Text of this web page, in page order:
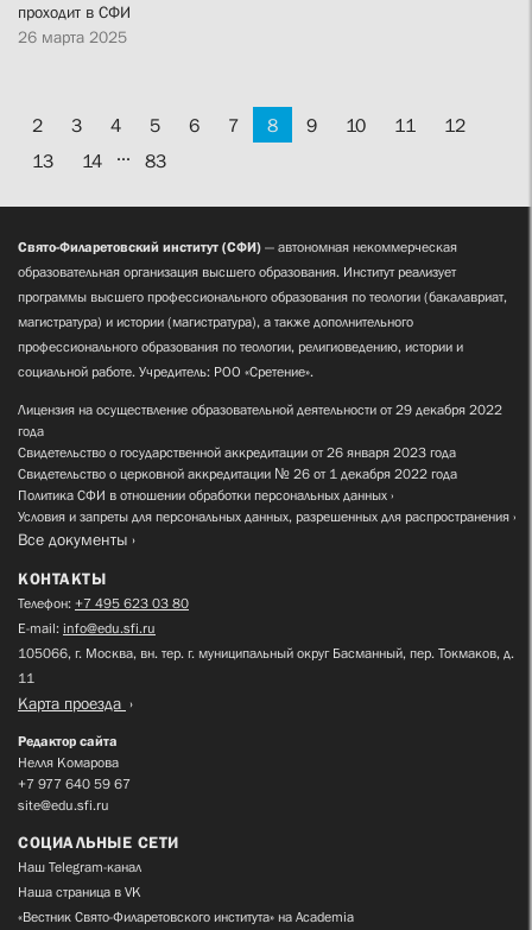
проходит в СФИ
26 марта 2025
2 3 4 5 6 7 8 9 10 11
12
13
14 ... 83
Свято-Филаретовский институт (СФИ) — автономная некоммерческая
образовательная организация высшего образования. Институт реализует
программы высшего профессионального образования по теологии (бакалавриат,
магистратура) и истории (магистратура), а также дополнительного
профессионального образования по теологии, религиоведению, истории и
социальной работе. Учредитель: РОО «Сретение».
Лицензия на осуществление образовательной деятельности от 29 декабря 2022
года
Свидетельство о государственной аккредитации от 26 января 2023 года
Свидетельство о церковной аккредитации № 26 от 1 декабря 2022 года
Политика СФИ в отношении обработки персональных данных
Условия и запреты для персональных данных, разрешенных для распространения
Все документы
КОНТАКТЫ
Телефон: +7 495 623 03 80
E-mail: info@edu.sfi.ru
105066, г. Москва, вн. тер. г. муниципальный округ Басманный, пер. Токмаков, д.
11
Карта проезда
Редактор сайта
Нелля Комарова
+7 977 640 59 67
site@edu.sfi.ru
СОЦИАЛЬНЫЕ СЕТИ
Наш Telegram-канал
Наша страница в VK
«Вестник Свято-Филаретовского института» на Academia